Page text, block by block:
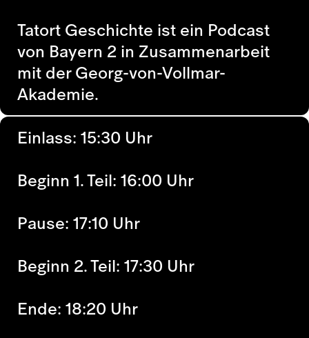
Tatort Geschichte ist ein Podcast
von Bayern 2 in Zusammenarbeit
mit der Georg-von-Vollmar-
Akademie.
Einlass: 15:30 Uhr
Beginn 1. Teil: 16:00 Uhr
Pause: 17:10 Uhr
Beginn 2. Teil: 17:30 Uhr
Ende: 18:20 Uhr